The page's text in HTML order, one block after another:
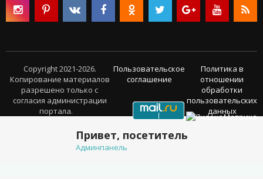
Copyright 2021-2026.
Копирование материалов
разрешено только с
согласия администрации
портала.
Пользовательское
соглашение
Политика в
отношении
обработки
пользовательских
данных
Привет, посетитель
Админпанель